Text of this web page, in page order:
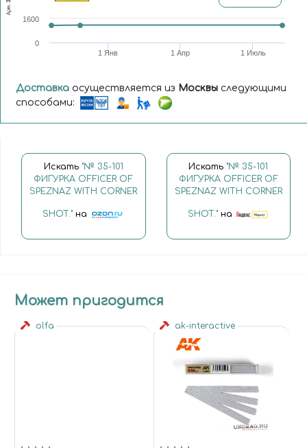
Арт.
1 Янв 1 Апр 1 Июль
0
1600
Доставка осуществляется из Москвы следующими
способами:
Искать "№ 35-101
ФИГУРКА OFFICER OF
SPEZNAZ WITH CORNER
SHOT." на
Искать "№ 35-101
ФИГУРКА OFFICER OF
SPEZNAZ WITH CORNER
SHOT."на
Может пригодится
olfa ak-interactive